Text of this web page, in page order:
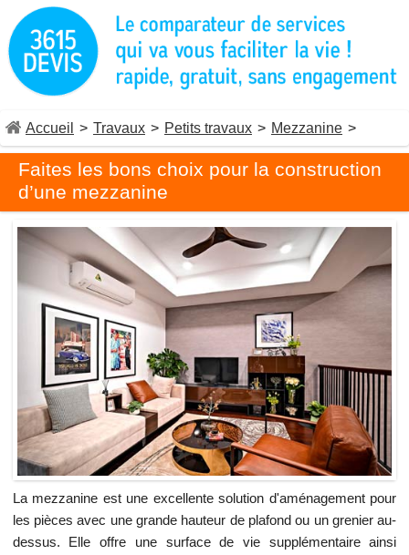
Accueil > Travaux > Petits travaux > Mezzanine >
Faites les bons choix pour la construction
d’une mezzanine
La mezzanine est une excellente solution d'aménagement pour
les pièces avec une grande hauteur de plafond ou un grenier au-
dessus. Elle offre une surface de vie supplémentaire ainsi